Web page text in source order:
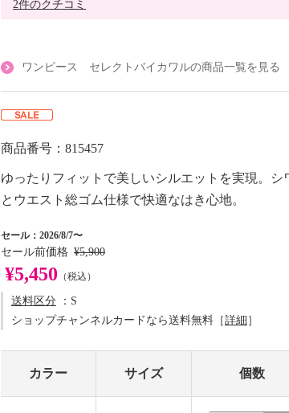
2件のクチコミ
ワンピース セレクトバイカワルの商品一覧を見る
商品番号：815457
ゆったりフィットで美しいシルエットを実現。シ
とウエスト総ゴム仕様で快適なはき心地。
セール：2026/8/7〜
セール前価格 ¥5,900
¥5,450 （税込）
送料区分 ：S
ショップチャンネルカードなら送料無料［詳細 ］
カラー サイズ 個数